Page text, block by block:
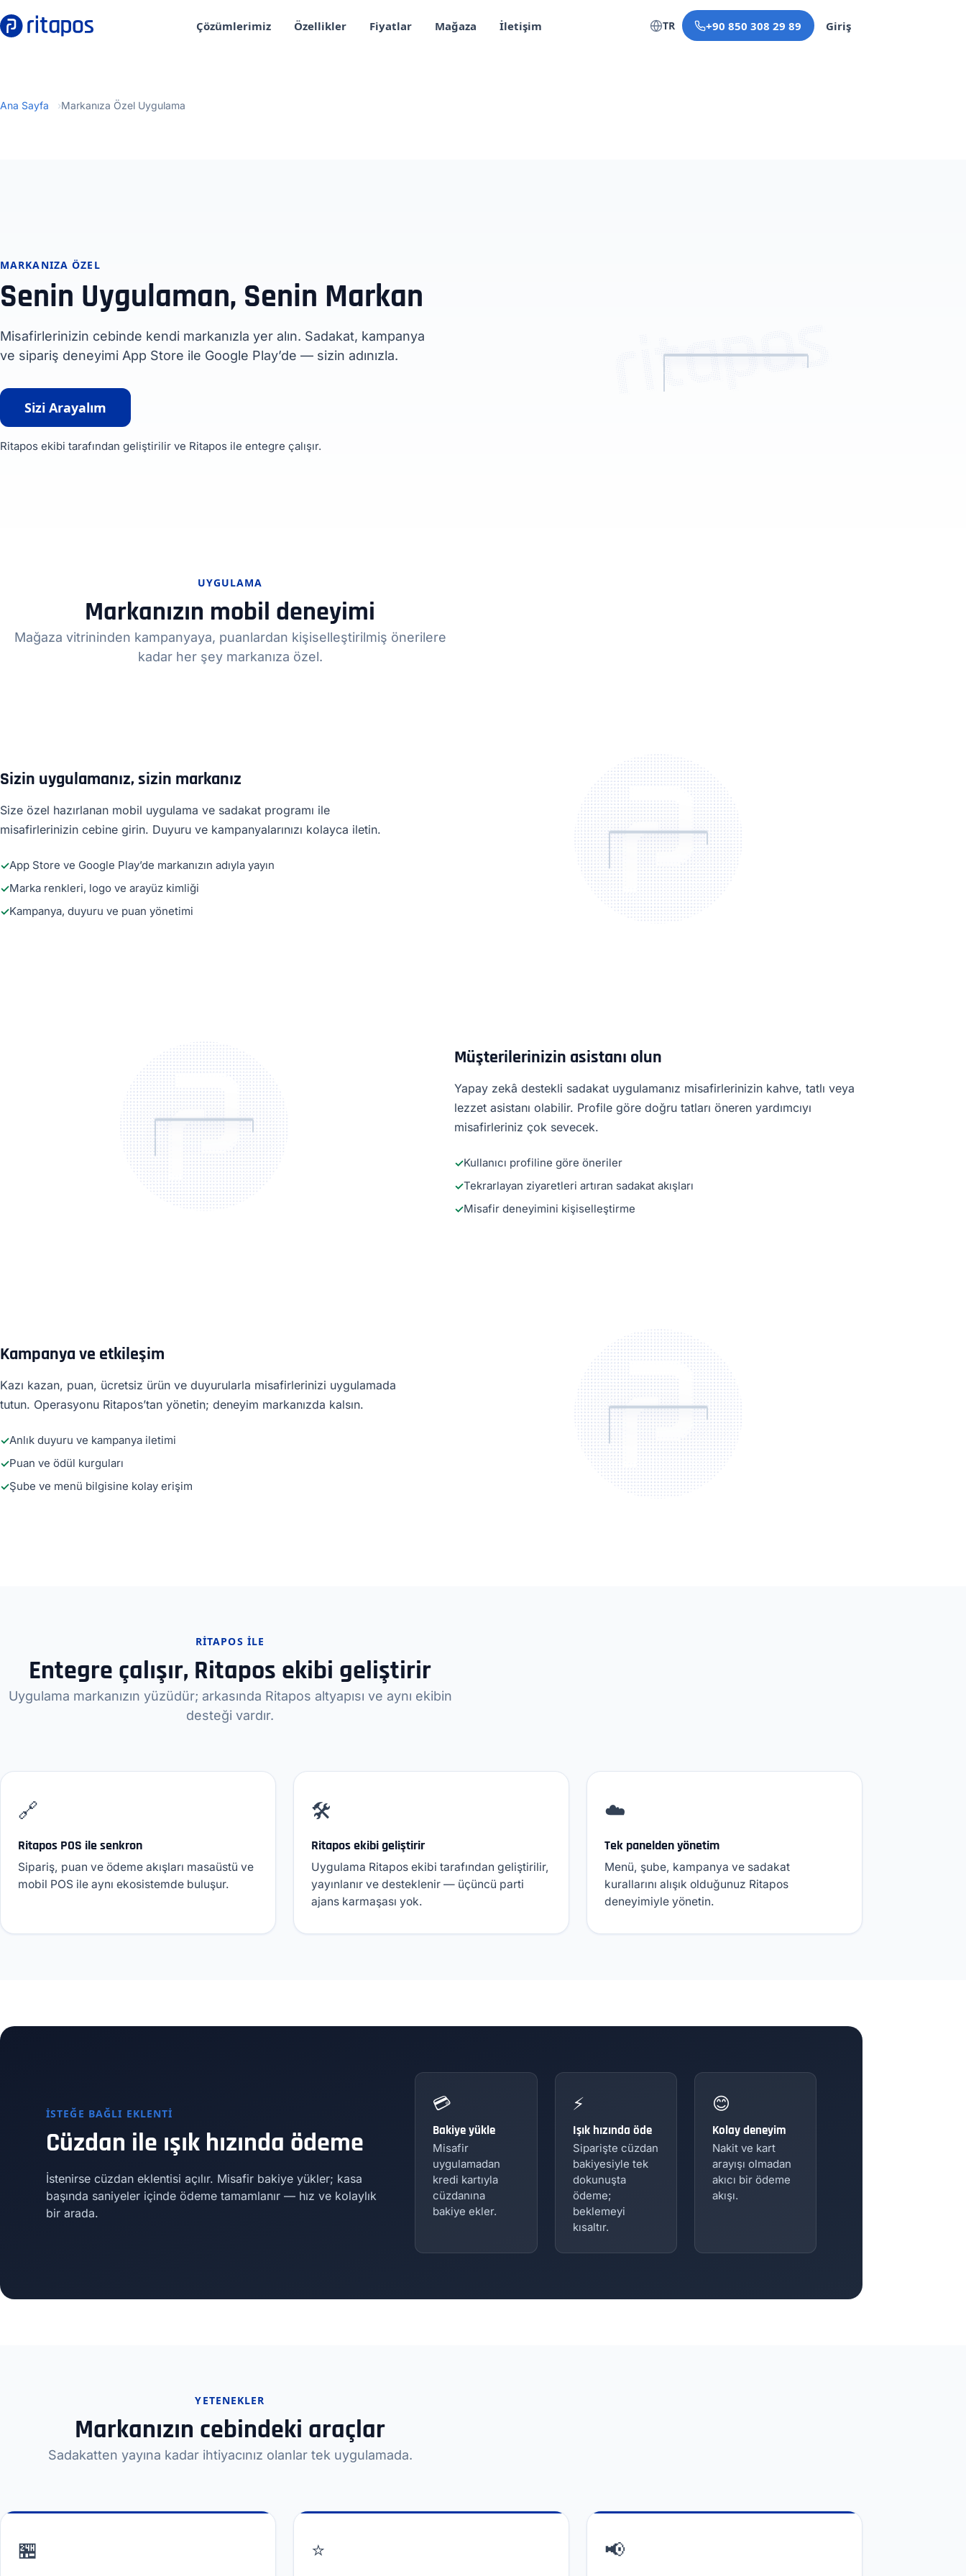
Çözümlerimiz Özellikler Fiyatlar Mağaza İletişim TR +90 850 308 29 89 Giriş
Ana Sayfa Markanıza Özel Uygulama
MARKANIZA ÖZEL
Senin Uygulaman, Senin Markan
Misafirlerinizin cebinde kendi markanızla yer alın. Sadakat, kampanya
ve sipariş deneyimi App Store ile Google Play’de — sizin adınızla.
Sizi Arayalım
Ritapos ekibi tarafından geliştirilir ve Ritapos ile entegre çalışır.
UYGULAMA
Markanızın mobil deneyimi
Mağaza vitrininden kampanyaya, puanlardan kişiselleştirilmiş önerilere
kadar her şey markanıza özel.
Sizin uygulamanız, sizin markanız
Size özel hazırlanan mobil uygulama ve sadakat programı ile
misafirlerinizin cebine girin. Duyuru ve kampanyalarınızı kolayca iletin.
App Store ve Google Play’de markanızın adıyla yayın
Marka renkleri, logo ve arayüz kimliği
Kampanya, duyuru ve puan yönetimi
Müşterilerinizin asistanı olun
Yapay zekâ destekli sadakat uygulamanız misafirlerinizin kahve, tatlı veya
lezzet asistanı olabilir. Profile göre doğru tatları öneren yardımcıyı
misafirleriniz çok sevecek.
Kullanıcı profiline göre öneriler
Tekrarlayan ziyaretleri artıran sadakat akışları
Misafir deneyimini kişiselleştirme
Kampanya ve etkileşim
Kazı kazan, puan, ücretsiz ürün ve duyurularla misafirlerinizi uygulamada
tutun. Operasyonu Ritapos’tan yönetin; deneyim markanızda kalsın.
Anlık duyuru ve kampanya iletimi
Puan ve ödül kurguları
Şube ve menü bilgisine kolay erişim
RITAPOS ILE
Entegre çalışır, Ritapos ekibi geliştirir
Uygulama markanızın yüzüdür; arkasında Ritapos altyapısı ve aynı ekibin
desteği vardır.
🔗
Ritapos POS ile senkron
Sipariş, puan ve ödeme akışları masaüstü ve
mobil POS ile aynı ekosistemde buluşur.
🛠️
Ritapos ekibi geliştirir
Uygulama Ritapos ekibi tarafından geliştirilir,
yayınlanır ve desteklenir — üçüncü parti
ajans karmaşası yok.
☁️
Tek panelden yönetim
Menü, şube, kampanya ve sadakat
kurallarını alışık olduğunuz Ritapos
deneyimiyle yönetin.
İSTEĞE BAĞLI EKLENTI
Cüzdan ile ışık hızında ödeme
İstenirse cüzdan eklentisi açılır. Misafir bakiye yükler; kasa
başında saniyeler içinde ödeme tamamlanır — hız ve kolaylık
bir arada.
💳
Bakiye yükle
Misafir
uygulamadan
kredi kartıyla
cüzdanına
bakiye ekler.
⚡
Işık hızında öde
Siparişte cüzdan
bakiyesiyle tek
dokunuşta
ödeme;
beklemeyi
kısaltır.
😊
Kolay deneyim
Nakit ve kart
arayışı olmadan
akıcı bir ödeme
akışı.
YETENEKLER
Markanızın cebindeki araçlar
Sadakatten yayına kadar ihtiyacınız olanlar tek uygulamada.
🏪 ⭐ 📢